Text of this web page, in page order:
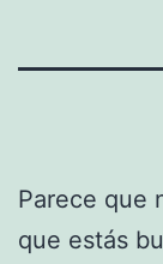
Parece que
que estás